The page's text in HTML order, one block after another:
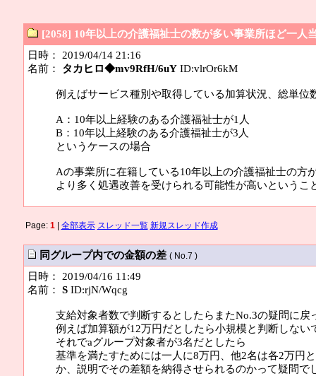
[2058] 10年以上の介護福祉士の数が多い事業所ほど一人
日時： 2019/04/14 21:16
名前： タカヒロ◆mv9RfH/6uYID:vlrOr6kM
例えばサービス種別や取得している加算状況、総単位
A：10年以上経験のある介護福祉士が1人
B：10年以上経験のある介護福祉士が3人
というケースの場合
Aの事業所に在籍している10年以上の介護福祉士の方
より多く処遇改善を受けられる可能性が高いというこ
Page: 1| 全部表示 スレッド一覧 新規スレッド作成
同グループ内での金額の差 ( No.7 )
日時： 2019/04/16 11:49
名前： SID:rjN/Wqcg
支給対象者数で判断するとしたらまたNo.3の疑問に戻
例えば加算額が12万円だとしたら小規模と判断しない
それでaグループ対象者が3名だとしたら
基準を満たすためには一人に8万円、他2名は各2万円
か、説明でその差額を納得させられるのかって疑問で